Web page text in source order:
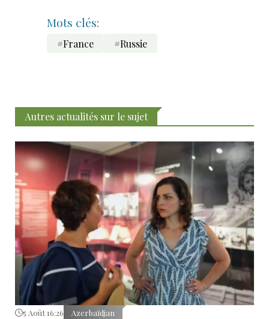
Mots clés:
#France #Russie
Autres actualités sur le sujet
5 Août 16:26 Azerbaïdjan